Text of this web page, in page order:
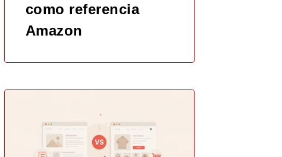
como referencia
Amazon